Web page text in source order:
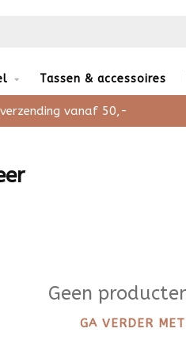
Tassen & accessoires
vanaf 50,-
Geen
GA VERDER